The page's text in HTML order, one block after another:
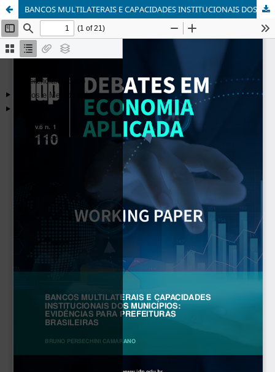
BANCOS MULTILATERAIS E CAPACIDADES INSTITUCIONAIS DOS MUNICÍPIOS: EVIDÊNCIAS PARA PREFEITURAS BRASILEIRAS